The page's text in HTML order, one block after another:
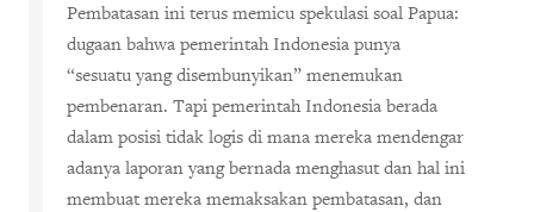
Pembatasan ini terus memicu spekulasi soal Papua:
dugaan bahwa pemerintah Indonesia punya
“sesuatu yang disembunyikan” menemukan
pembenaran. Tapi pemerintah Indonesia berada
dalam posisi tidak logis di mana mereka mendengar
adanya laporan yang bernada menghasut dan hal ini
membuat mereka memaksakan pembatasan, dan